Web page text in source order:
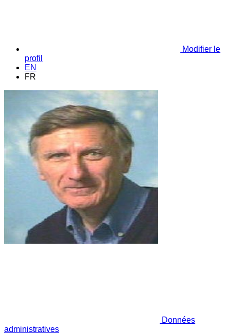
Modifier le
profil
EN
FR
Données
administratives